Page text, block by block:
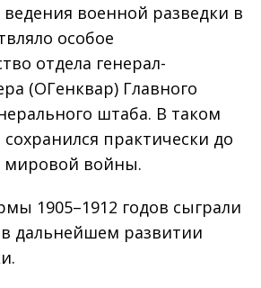
военной разведки в
особое
отдела генерал-
(ОГенквар) Главного
штаба. В таком
практически до
мировой войны.
1905–1912 годов сыграли
дальнейшем развитии